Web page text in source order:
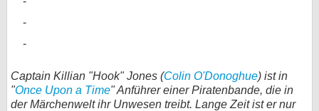
Captain Killian "Hook" Jones (Colin O'Donoghue) ist in
"Once Upon a Time" Anführer einer Piratenbande, die in
der Märchenwelt ihr Unwesen treibt. Lange Zeit ist er nur
Forum